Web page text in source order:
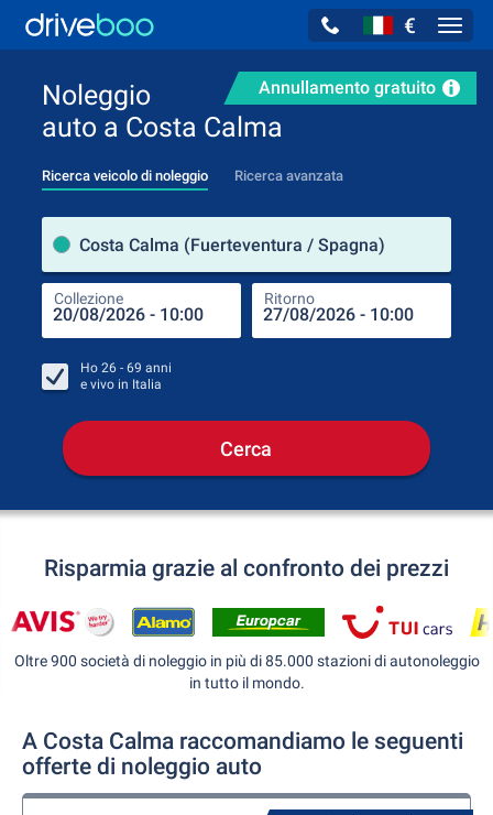
€
Annullamento gratuito
Noleggio
auto a Costa Calma
Ricerca veicolo di noleggio Ricerca avanzata
Costa Calma (Fuerteventura / Spagna)
Collezione Ritorno
Ho 26 - 69 anni
e vivo in Italia
Cerca
Risparmia grazie al confronto dei prezzi
Oltre 900 società di noleggio in più di 85.000 stazioni di autonoleggio
in tutto il mondo.
A Costa Calma raccomandiamo le seguenti
offerte di noleggio auto